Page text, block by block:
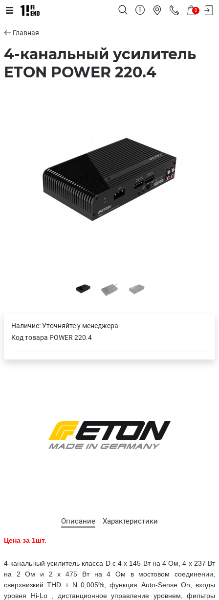
0
Главная
4-канальный усилитель
ETON POWER 220.4
Описание Характеристики
Цена за 1шт.
4-канальный усилитель класса D с 4 x 145 Вт на 4 Ом, 4 x 237 Вт
на 2 Ом и 2 x 475 Вт на 4 Ом в мостовом соединении,
сверхнизкий THD + N 0,005%, функция Auto-Sense On, входы
уровня Hi-Lo , дистанционное управление уровнем, фильтры
Наличие:Уточняйте у менеджера
Код товара POWER 220.4